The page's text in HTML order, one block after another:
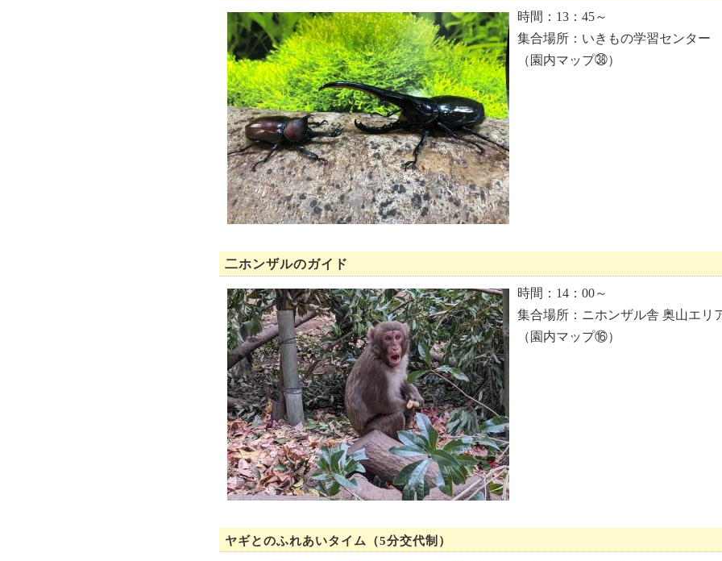
時間：13：45～
集合場所：いきもの学習センター
（園内マップ㊳）
二ホンザルのガイド
時間：14：00～
集合場所：ニホンザル舎 奥山エリ
（園内マップ⑯）
ヤギとのふれあいタイム（5分交代制）